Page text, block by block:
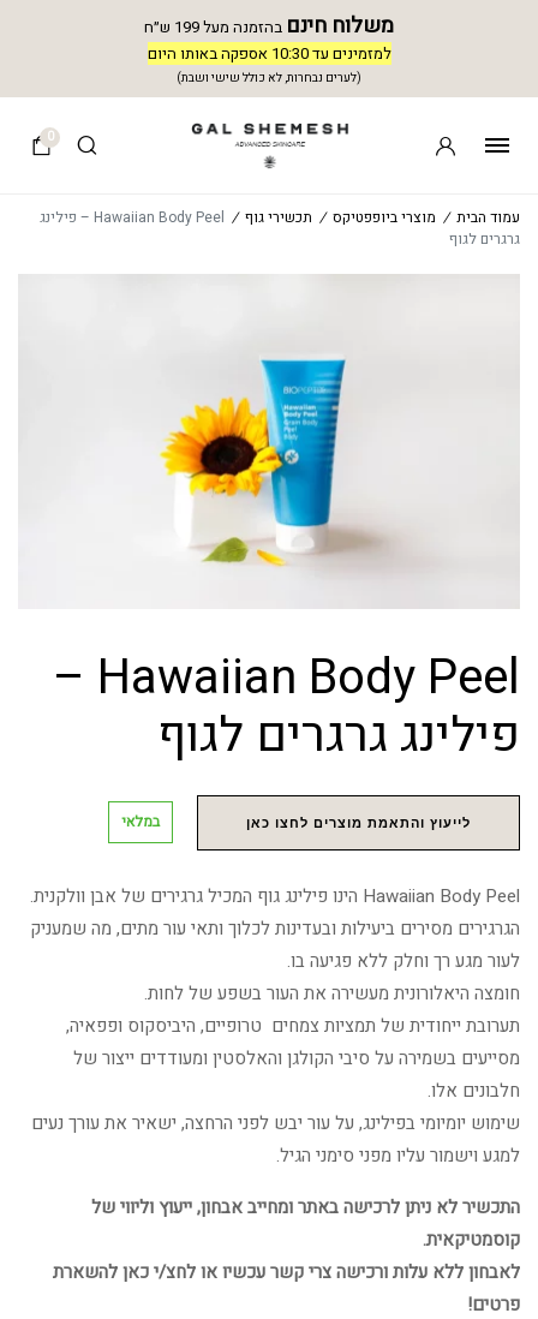
משלוח חינם בהזמנה מעל 199 ש״ח
למזמינים עד 10:30 אספקה באותו היום
(לערים נבחרות, לא כולל שישי ושבת)
0
עמוד הבית / מוצרי ביופפטיקס / תכשירי גוף /
Hawaiian Body Peel – פילינג
גרגרים לגוף
Hawaiian Body Peel –
פילינג גרגרים לגוף
לייעוץ והתאמת מוצרים לחצו כאן במלאי
Hawaiian Body Peel הינו פילינג גוף המכיל גרגירים של אבן וולקנית.
הגרגירים מסירים ביעילות ובעדינות לכלוך ותאי עור מתים, מה שמעניק
לעור מגע רך וחלק ללא פגיעה בו.
חומצה היאלורונית מעשירה את העור בשפע של לחות.
תערובת ייחודית של תמציות צמחים טרופיים, היביסקוס ופפאיה,
מסייעים בשמירה על סיבי הקולגן והאלסטין ומעודדים ייצור של
חלבונים אלו.
שימוש יומיומי בפילינג, על עור יבש לפני הרחצה, ישאיר את עורך נעים
למגע וישמור עליו מפני סימני הגיל.
התכשיר לא ניתן לרכישה באתר ומחייב אבחון, ייעוץ וליווי של
קוסמטיקאית.
לאבחון ללא עלות ורכישה צרי קשר עכשיו או לחצ/י כאן להשארת
פרטים!